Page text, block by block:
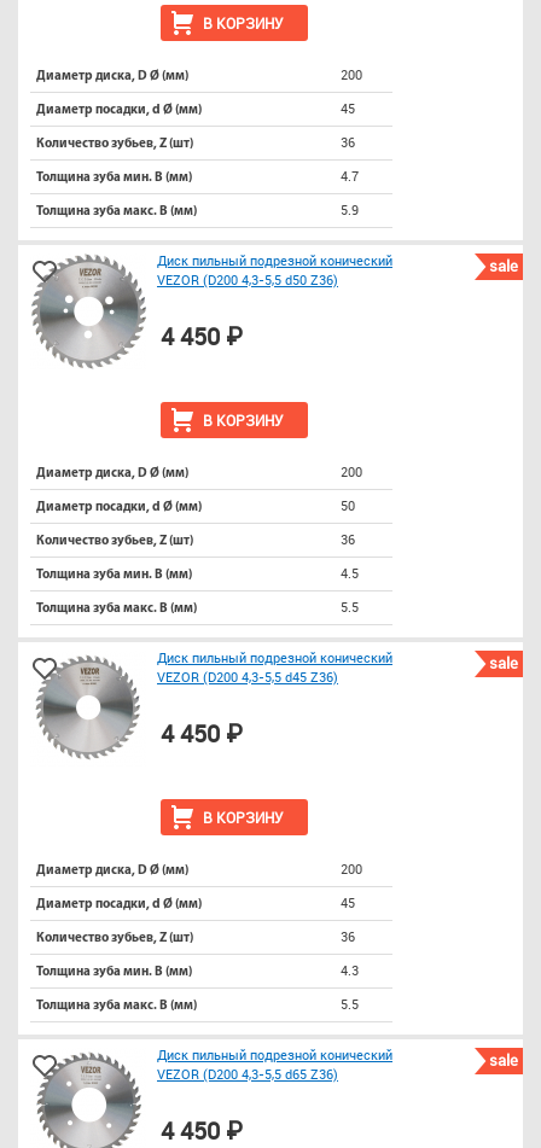
В КОРЗИНУ
Диаметр диска, D Ø (мм) 200
Диаметр посадки, d Ø (мм) 45
Количество зубьев, Z (шт) 36
Толщина зуба мин. B (мм) 4.7
Толщина зуба макс. B (мм) 5.9
sale
Диск пильный подрезной конический
VEZOR (D200 4,3-5,5 d50 Z36)
В КОРЗИНУ
4 450 ₽
Диаметр диска, D Ø (мм) 200
Диаметр посадки, d Ø (мм) 50
Количество зубьев, Z (шт) 36
Толщина зуба мин. B (мм) 4.5
Толщина зуба макс. B (мм) 5.5
sale
Диск пильный подрезной конический
VEZOR (D200 4,3-5,5 d45 Z36)
В КОРЗИНУ
4 450 ₽
Диаметр диска, D Ø (мм) 200
Диаметр посадки, d Ø (мм) 45
Количество зубьев, Z (шт) 36
Толщина зуба мин. B (мм) 4.3
Толщина зуба макс. B (мм) 5.5
sale
Диск пильный подрезной конический
VEZOR (D200 4,3-5,5 d65 Z36)
4 450 ₽